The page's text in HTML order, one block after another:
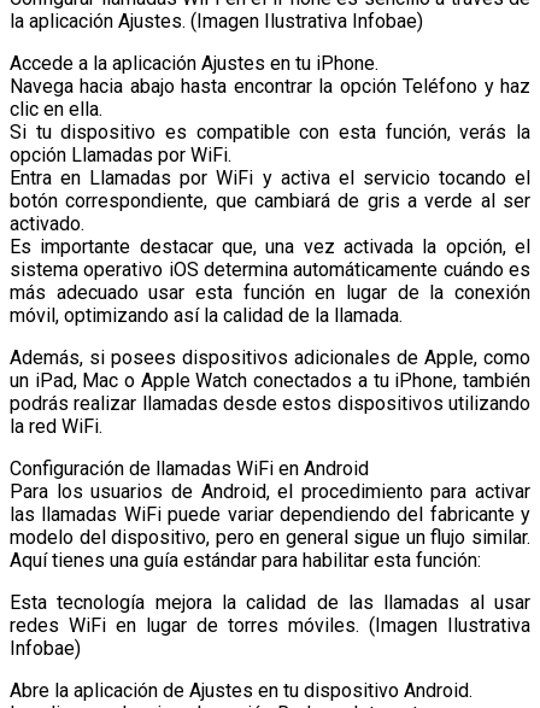
la aplicación Ajustes. (Imagen Ilustrativa Infobae)
Accede a la aplicación Ajustes en tu iPhone.
Navega hacia abajo hasta encontrar la opción Teléfono y haz
clic en ella.
Si tu dispositivo es compatible con esta función, verás la
opción Llamadas por WiFi.
Entra en Llamadas por WiFi y activa el servicio tocando el
botón correspondiente, que cambiará de gris a verde al ser
activado.
Es importante destacar que, una vez activada la opción, el
sistema operativo iOS determina automáticamente cuándo es
más adecuado usar esta función en lugar de la conexión
móvil, optimizando así la calidad de la llamada.
Además, si posees dispositivos adicionales de Apple, como
un iPad, Mac o Apple Watch conectados a tu iPhone, también
podrás realizar llamadas desde estos dispositivos utilizando
la red WiFi.
Configuración de llamadas WiFi en Android
Para los usuarios de Android, el procedimiento para activar
las llamadas WiFi puede variar dependiendo del fabricante y
modelo del dispositivo, pero en general sigue un flujo similar.
Aquí tienes una guía estándar para habilitar esta función:
Esta tecnología mejora la calidad de las llamadas al usar
redes WiFi en lugar de torres móviles. (Imagen Ilustrativa
Infobae)
Abre la aplicación de Ajustes en tu dispositivo Android.